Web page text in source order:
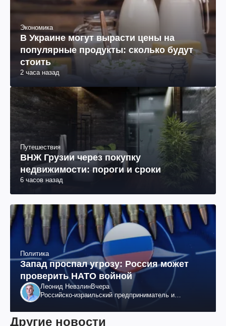
Экономика
В Украине могут вырасти цены на
популярные продукты: сколько будут
стоить
2 часа назад
Путешествия
ВНЖ Грузии через покупку
недвижимости: пороги и сроки
6 часов назад
Политика
Запад проспал угрозу: Россия может
проверить НАТО войной
Леонид НевзлинВчера
Российско-израильский предприниматель и
"ЮКОСа"
Другие новости